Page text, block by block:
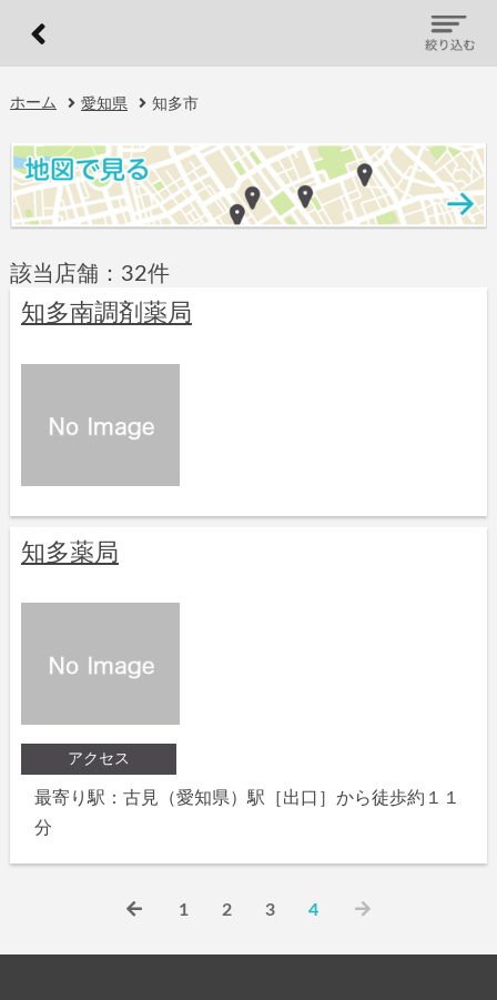
ホーム 愛知県 知多市
該当店舗：32件
知多南調剤薬局
知多薬局
アクセス
最寄り駅：古見（愛知県）駅［出口］から徒歩約１１
分
1 2 3 4